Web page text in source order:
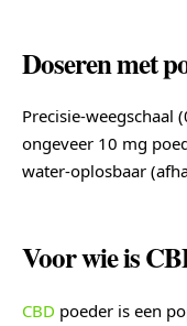
Doseren met
Precisie-weegschaal
ongeveer 10 mg
water-oplosbaar
Voor wie is
CBD poeder is een